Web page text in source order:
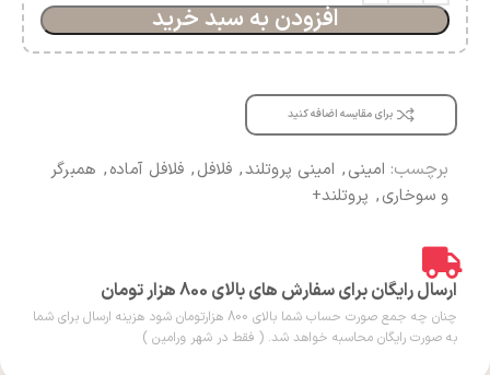
افزودن به سبد خرید
برای مقایسه اضافه کنید
برچسب: امینی, امینی پروتلند, فلافل, فلافل آماده, همبرگر
و سوخاری, پروتلند+
ارسال رایگان برای سفارش های بالای 800 هزار تومان
چنان چه جمع صورت حساب شما بالای 800 هزارتومان شود هزینه ارسال برای شما
به صورت رایگان محاسبه خواهد شد. ( فقط در شهر ورامین )